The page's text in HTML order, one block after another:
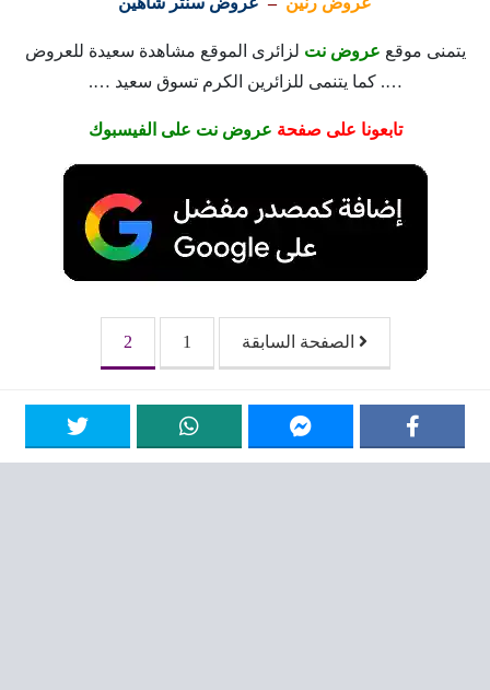
يتمنى موقع عروض نت لزائرى الموقع مشاهدة سعيدة للعروض
…. كما يتنمى للزائرين الكرم تسوق سعيد ….
تابعونا على صفحة عروض نت على الفيسبوك
الصفحات:
الصفحة السابقة 1
2